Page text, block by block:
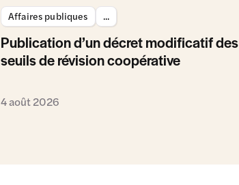
Affaires publiques ...
Publication d’un décret modificatif des
seuils de révision coopérative
4 août 2026